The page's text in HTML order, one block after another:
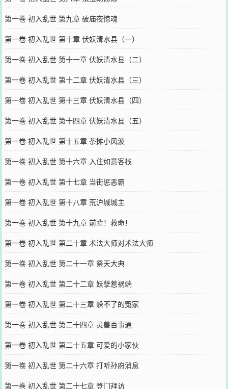
第一卷 初入乱世 第九章 破庙夜惊魂
第一卷 初入乱世 第十章 伏妖清水县（一）
第一卷 初入乱世 第十一章 伏妖清水县（二）
第一卷 初入乱世 第十二章 伏妖清水县（三）
第一卷 初入乱世 第十三章 伏妖清水县（四）
第一卷 初入乱世 第十四章 伏妖清水县（五）
第一卷 初入乱世 第十五章 茶摊小风波
第一卷 初入乱世 第十六章 入住如意客栈
第一卷 初入乱世 第十七章 当街惩恶霸
第一卷 初入乱世 第十八章 荒沪城城主
第一卷 初入乱世 第十九章 前辈！救命！
第一卷 初入乱世 第二十章 术法大师对术法大师
第一卷 初入乱世 第二十一章 祭天大典
第一卷 初入乱世 第二十二章 妖孽惹祸端
第一卷 初入乱世 第二十三章 躲不了的冤家
第一卷 初入乱世 第二十四章 灵兽百事通
第一卷 初入乱世 第二十五章 可爱的小家伙
第一卷 初入乱世 第二十六章 打听孙府消息
第一卷 初入乱世 第二十七章 登门拜访